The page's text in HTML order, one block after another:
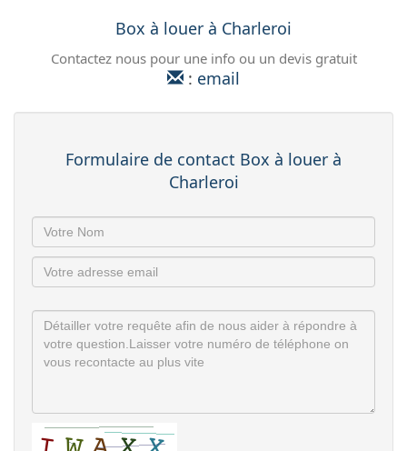
Box à louer à Charleroi
Contactez nous pour une info ou un devis gratuit
: email
Formulaire de contact Box à louer à
Charleroi